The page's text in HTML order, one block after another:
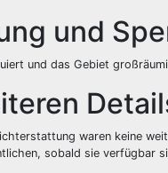
und
und das Gebiet
waren keine
sobald sie verfügbar